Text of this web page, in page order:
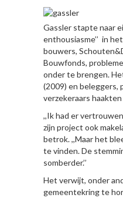
Gassler stapte naar
enthousiasme’’ in
bouwers,
Bouwfonds,
onder te brengen.
(2009) en beleggers,
verzekeraars haakten
,,Ik had er vertrouwen
zijn project ook
betrok. ,,Maar het
te vinden. De
somberder.’’
Het verwijt, onder
gemeentekring te